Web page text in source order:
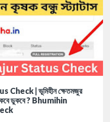
| ভূমিহীন ক্ষেতমজুর
কবে ডুকবে ? Bhumihin